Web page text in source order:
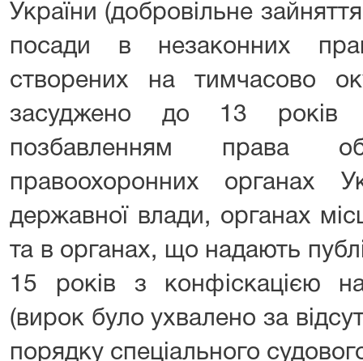
України (добровільне
посади в незаконних
створених на тимчасово
засуджено до 13 років
позбавленням права
правоохоронних органах
державної влади, органах
та в органах, що надають
15 років з конфіскацією
(вирок було ухвалено за
порядку спеціального